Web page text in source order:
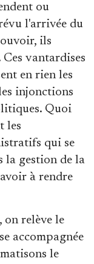
ou
l'arrivée du
ils
vantardises
en rien les
injonctions
Quoi
les
qui se
la gestion de la
à rendre
on relève le
accompagnée
le